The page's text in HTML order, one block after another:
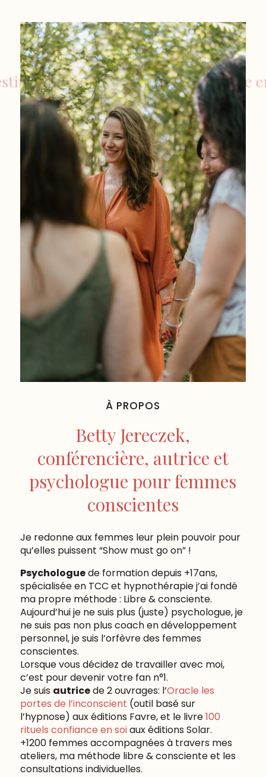
liberté avec une psychologue en
À PROPOS
Betty Jereczek,
conférencière, autrice et
psychologue pour femmes
conscientes
Je redonne aux femmes leur plein pouvoir pour
qu’elles puissent “Show must go on” !
Psychologuede formation depuis +17ans,
spécialisée en TCC et hypnothérapie j’ai fondé
ma propre méthode : Libre & consciente.
Aujourd’hui je ne suis plus (juste) psychologue, je
ne suis pas non plus coach en développement
personnel, je suis l’orfèvre des femmes
conscientes.
Lorsque vous décidez de travailler avec moi,
c’est pour devenir votre fan n°1.
Je suis autricede 2 ouvrages: l’Oracle les
portes de l’inconscient (outil basé sur
l’hypnose) aux éditions Favre, et le livre100
rituels confiance en soiaux éditions Solar.
+1200 femmes accompagnées à travers mes
ateliers, ma méthode libre & consciente et les
consultations individuelles.